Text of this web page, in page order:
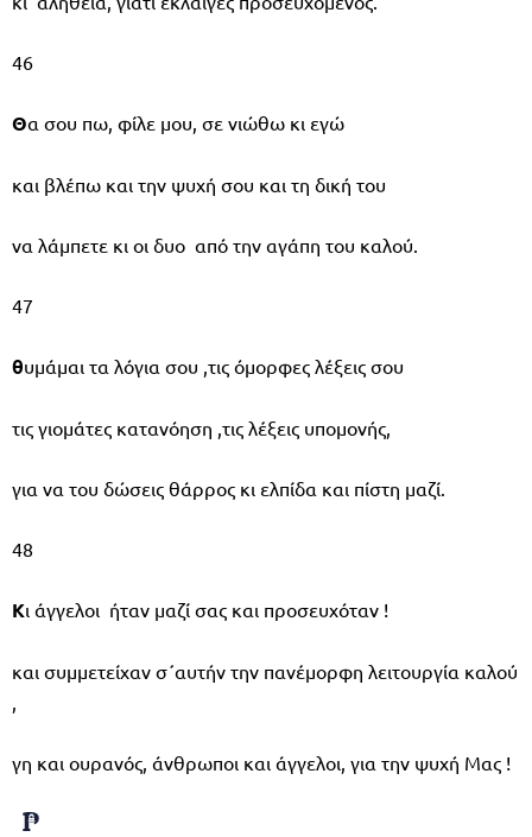
46
Θα σου πω, φίλε μου, σε νιώθω κι εγώ
και βλέπω και την ψυχή σου και τη δική του
να λάμπετε κι οι δυο από την αγάπη του καλού.
47
θυμάμαι τα λόγια σου ,τις όμορφες λέξεις σου
τις γιομάτες κατανόηση ,τις λέξεις υπομονής,
για να του δώσεις θάρρος κι ελπίδα και πίστη μαζί.
48
Κι άγγελοι ήταν μαζί σας και προσευχόταν !
και συμμετείχαν σ΄αυτήν την πανέμορφη λειτουργία καλού
γη και ουρανός, άνθρωποι και άγγελοι, για την ψυχή Μας !